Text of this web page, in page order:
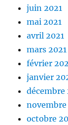
juin 2021
mai 2021
avril 2021
mars 2021
février
janvier
décembre
octobre